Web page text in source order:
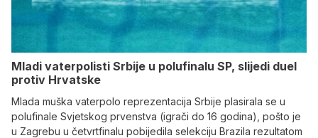
Mladi vaterpolisti Srbije u polufinalu SP, slijedi duel
protiv Hrvatske
Mlada muška vaterpolo reprezentacija Srbije plasirala se u
polufinale Svjetskog prvenstva (igrači do 16 godina), pošto je
u Zagrebu u četvrtfinalu pobijedila selekciju Brazila rezultatom